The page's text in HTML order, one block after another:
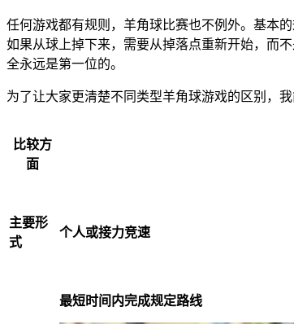
任何游戏都有规则，羊角球比赛也不例外。基本的
如果从球上掉下来，需要从掉落点重新开始，而
全永远是第一位的。
为了让大家更清楚不同类型羊角球游戏的区别，我
比较方
面
主要形
式
个人或接力竞速
最短时间内完成规定路线